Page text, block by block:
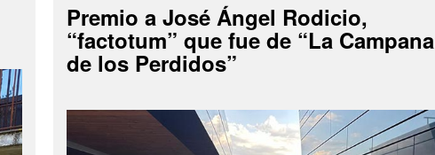
Premio a José Ángel Rodicio,
“factotum” que fue de “La Campana
de los Perdidos”